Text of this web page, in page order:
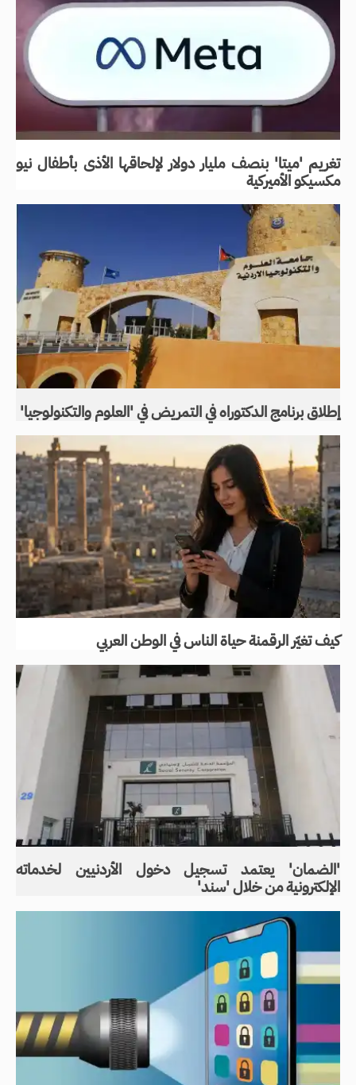
تغريم 'ميتا' بنصف مليار دولار لإلحاقها الأذى بأطفال نيو
مكسيكو الأميركية
إطلاق برنامج الدكتوراه في التمريض في 'العلوم والتكنولوجيا'
كيف تغيّر الرقمنة حياة الناس في الوطن العربي
'الضمان' يعتمد تسجيل دخول الأردنيين لخدماته
الإلكترونية من خلال 'سند'